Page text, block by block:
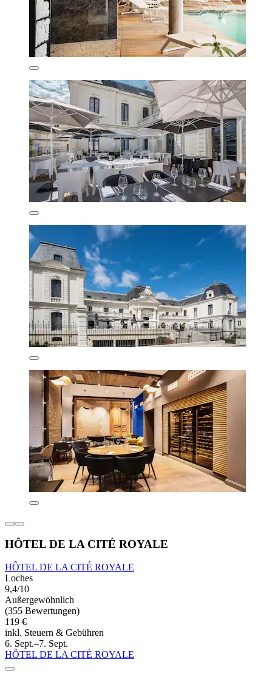
HÔTEL DE LA CITÉ ROYALE
HÔTEL DE LA CITÉ ROYALE
Loches
9,4/10
Außergewöhnlich
(355 Bewertungen)
119 €
inkl. Steuern & Gebühren
6. Sept.–7. Sept.
HÔTEL DE LA CITÉ ROYALE